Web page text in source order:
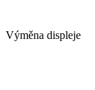
Výměna displeje